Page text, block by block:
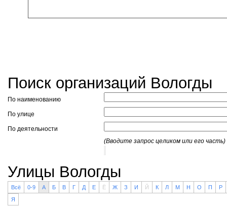
Поиск организаций Вологды
По наименованию
По улице
По деятельности
(Вводите запрос целиком или его часть)
Улицы Вологды
Всё 0-9 А Б В Г Д Е Ё Ж З И Й К Л М Н О П
Р
Я